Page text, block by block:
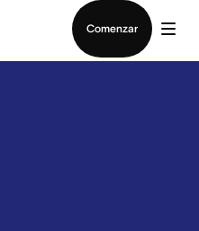
Comenzar